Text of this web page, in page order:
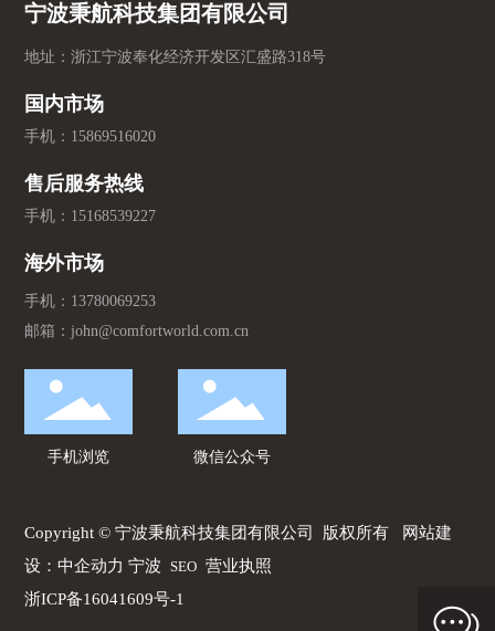
宁波秉航科技集团有限公司
地址：浙江宁波奉化经济开发区汇盛路318号
国内市场
手机： 15869516020
售后服务热线
手机： 15168539227
海外市场
手机： 13780069253
邮箱： john@comfortworld.com.cn
手机浏览 微信公众号
Copyright © 宁波秉航科技集团有限公司 版权所有 网站建
设：中企动力 宁波 SEO 营业执照
浙ICP备16041609号-1